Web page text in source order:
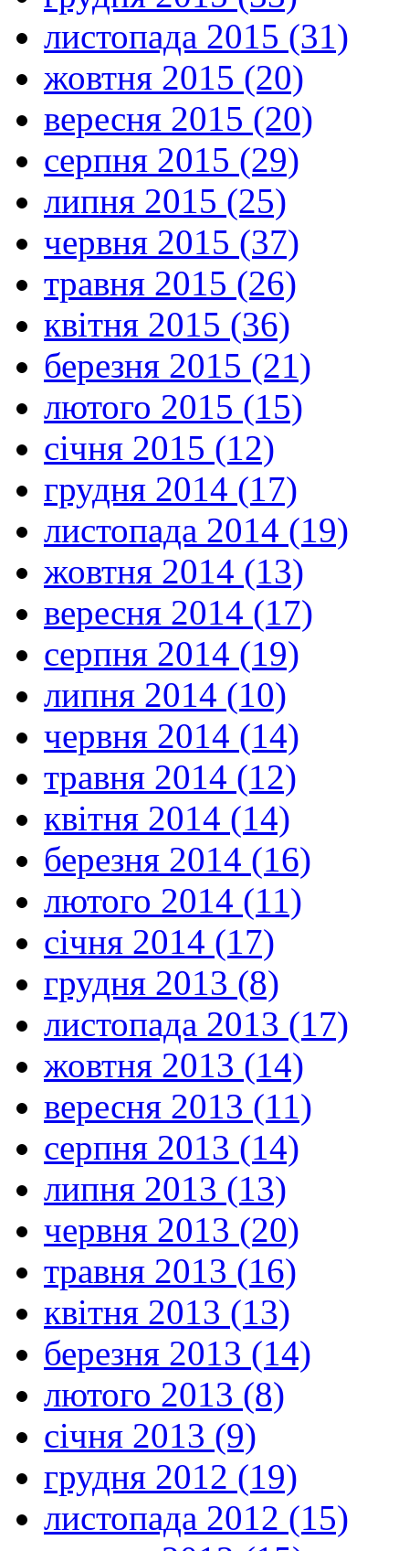
листопада 2015 (31)
жовтня 2015 (20)
вересня 2015 (20)
серпня 2015 (29)
липня 2015 (25)
червня 2015 (37)
травня 2015 (26)
квітня 2015 (36)
березня 2015 (21)
лютого 2015 (15)
січня 2015 (12)
грудня 2014 (17)
листопада 2014 (19)
жовтня 2014 (13)
вересня 2014 (17)
серпня 2014 (19)
липня 2014 (10)
червня 2014 (14)
травня 2014 (12)
квітня 2014 (14)
березня 2014 (16)
лютого 2014 (11)
січня 2014 (17)
грудня 2013 (8)
листопада 2013 (17)
жовтня 2013 (14)
вересня 2013 (11)
серпня 2013 (14)
липня 2013 (13)
червня 2013 (20)
травня 2013 (16)
квітня 2013 (13)
березня 2013 (14)
лютого 2013 (8)
січня 2013 (9)
грудня 2012 (19)
листопада 2012 (15)